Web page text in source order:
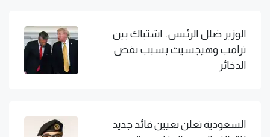
الوزير ضلل الرئيس.. اشتباك بين
ترامب وهيجسيث بسبب نقص
الذخائر
السعودية تعلن تعيين قائد جديد